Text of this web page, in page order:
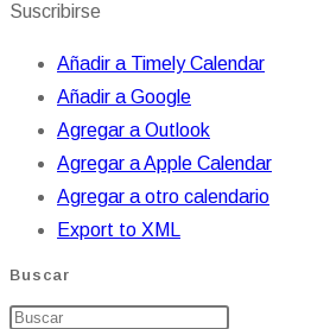
Suscribirse
Añadir a Timely Calendar
Añadir a Google
Agregar a Outlook
Agregar a Apple Calendar
Agregar a otro calendario
Export to XML
Buscar